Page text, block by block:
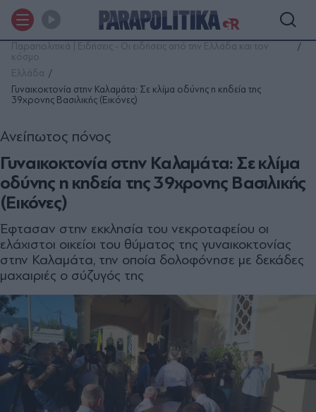
Παραπολιτικά | Ειδήσεις - Οι ειδήσεις από την Ελλάδα και τον
κόσμο
Ελλάδα
Γυναικοκτονία στην Καλαμάτα: Σε κλίμα οδύνης η κηδεία της
39χρονης Βασιλικής (Εικόνες)
Γυναικοκτονία στην Καλαμάτα: Σε κλίμα
οδύνης η κηδεία της 39χρονης Βασιλικής
(Εικόνες)
Ανείπωτος πόνος
Έφτασαν στην εκκλησία του νεκροταφείου οι
ελάχιστοι οικείοι του θύματος της γυναικοκτονίας
στην Καλαμάτα, την οποία δολοφόνησε με δεκάδες
μαχαιριές ο σύζυγός της